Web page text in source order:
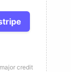
credit